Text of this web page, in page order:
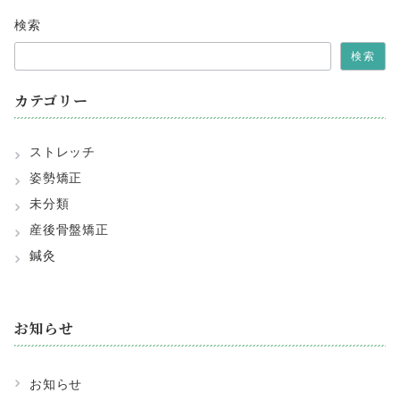
検索
検索
カテゴリー
ストレッチ
姿勢矯正
未分類
産後骨盤矯正
鍼灸
お知らせ
お知らせ